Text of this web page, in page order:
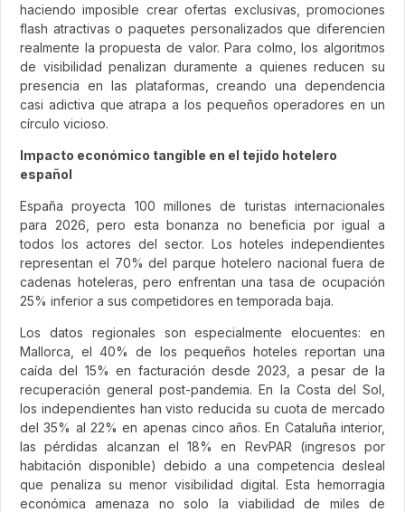
haciendo imposible crear ofertas exclusivas, promociones
flash atractivas o paquetes personalizados que diferencien
realmente la propuesta de valor. Para colmo, los algoritmos
de visibilidad penalizan duramente a quienes reducen su
presencia en las plataformas, creando una dependencia
casi adictiva que atrapa a los pequeños operadores en un
círculo vicioso.
Impacto económico tangible en el tejido hotelero
español
España proyecta 100 millones de turistas internacionales
para 2026, pero esta bonanza no beneficia por igual a
todos los actores del sector. Los hoteles independientes
representan el 70% del parque hotelero nacional fuera de
cadenas hoteleras, pero enfrentan una tasa de ocupación
25% inferior a sus competidores en temporada baja.
Los datos regionales son especialmente elocuentes: en
Mallorca, el 40% de los pequeños hoteles reportan una
caída del 15% en facturación desde 2023, a pesar de la
recuperación general post-pandemia. En la Costa del Sol,
los independientes han visto reducida su cuota de mercado
del 35% al 22% en apenas cinco años. En Cataluña interior,
las pérdidas alcanzan el 18% en RevPAR (ingresos por
habitación disponible) debido a una competencia desleal
que penaliza su menor visibilidad digital. Esta hemorragia
económica amenaza no solo la viabilidad de miles de